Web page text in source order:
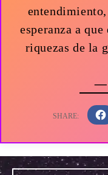
esperanza a
riquezas de la
—